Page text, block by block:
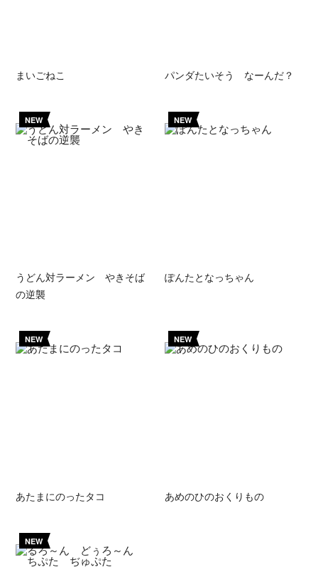
まいごねこ パンダたいそう なーんだ？
NEW
うどん対ラーメン やきそば
の逆襲
NEW
ぽんたとなっちゃん
NEW
あたまにのったタコ
NEW
あめのひのおくりもの
NEW